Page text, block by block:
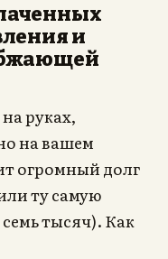
и
руках,
на вашем
огромный долг
ту самую
тысяч). Как